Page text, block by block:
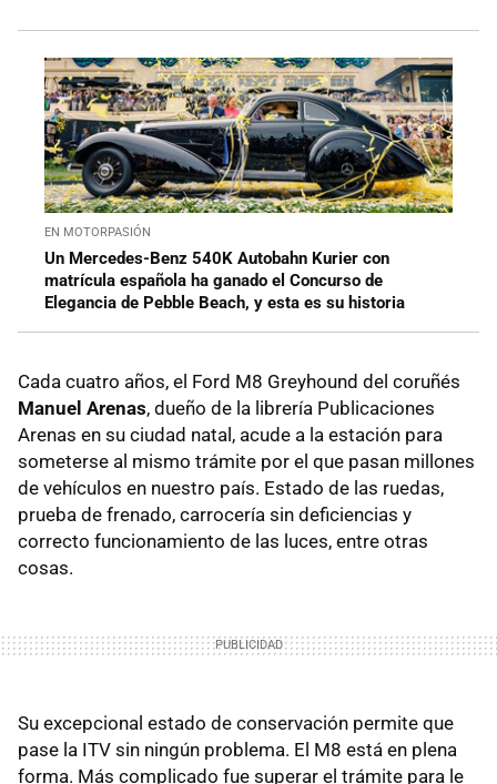
EN MOTORPASIÓN
Un Mercedes-Benz 540K Autobahn Kurier con
matrícula española ha ganado el Concurso de
Elegancia de Pebble Beach, y esta es su historia
Cada cuatro años, el Ford M8 Greyhound del coruñés
Manuel Arenas, dueño de la librería Publicaciones
Arenas en su ciudad natal, acude a la estación para
someterse al mismo trámite por el que pasan millones
de vehículos en nuestro país. Estado de las ruedas,
prueba de frenado, carrocería sin deficiencias y
correcto funcionamiento de las luces, entre otras
cosas.
Su excepcional estado de conservación permite que
pase la ITV sin ningún problema. El M8 está en plena
forma. Más complicado fue superar el trámite para le